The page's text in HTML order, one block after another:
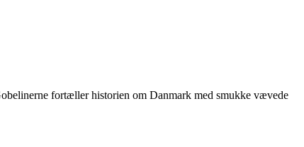
fortæller historien om Danmark med smukke vævede